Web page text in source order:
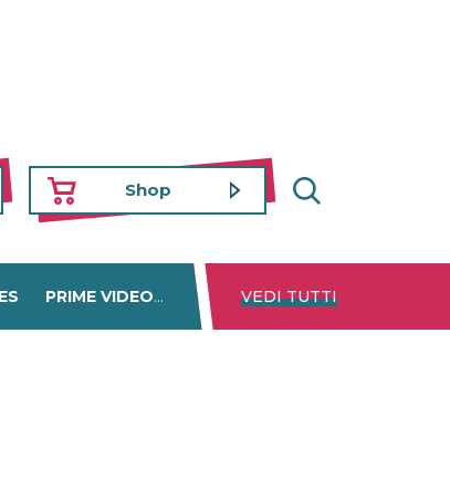
Shop
PRIME VIDEO DISNEY+ NETFLIX
VEDI TUTTI